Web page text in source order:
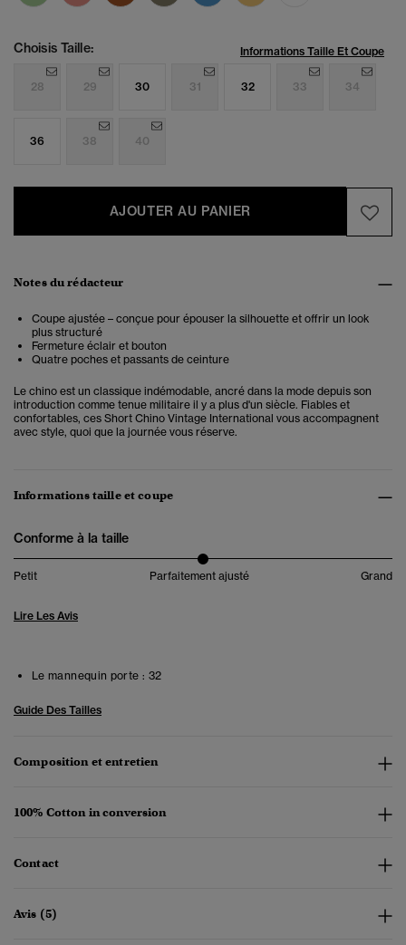
Choisis Taille: Informations Taille Et Coupe
28 29 30 31 32 33 34
36 38 40
AJOUTER AU PANIER
Notes du rédacteur
Coupe ajustée – conçue pour épouser la silhouette et offrir un look
plus structuré
Fermeture éclair et bouton
Quatre poches et passants de ceinture
Le chino est un classique indémodable, ancré dans la mode depuis son
introduction comme tenue militaire il y a plus d'un siècle. Fiables et
confortables, ces Short Chino Vintage International vous accompagnent
avec style, quoi que la journée vous réserve.
Informations taille et coupe
Conforme à la taille
Petit Parfaitement ajusté Grand
Lire Les Avis
Le mannequin porte : 32
Guide Des Tailles
Composition et entretien
100% Cotton in conversion
Contact
Avis (5)